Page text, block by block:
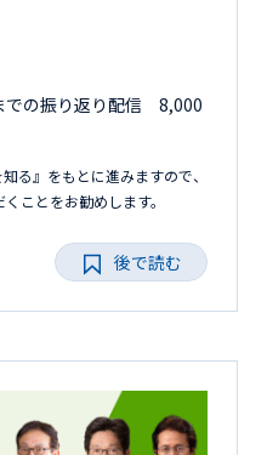
での振り返り配信 8,000
る』をもとに進みますので、
ことをお勧めします。
後で読む